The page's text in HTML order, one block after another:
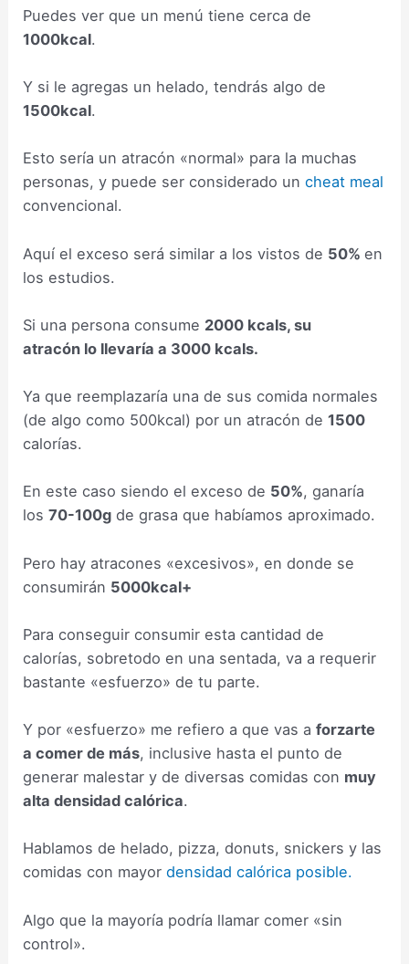
Puedes ver que un menú tiene cerca de
1000kcal.
Y si le agregas un helado, tendrás algo de
1500kcal.
Esto sería un atracón «normal» para la muchas
personas, y puede ser considerado uncheat meal
convencional.
Aquí el exceso será similar a los vistos de 50%en
los estudios.
Si una persona consume 2000 kcals, su
atracón lo llevaría a 3000 kcals.
Ya que reemplazaría una de sus comida normales
(de algo como 500kcal) por un atracón de1500
calorías.
En este caso siendo el exceso de 50%, ganaría
los70-100g de grasa que habíamos aproximado.
Pero hay atracones «excesivos», en donde se
consumirán 5000kcal+
Para conseguir consumir esta cantidad de
calorías, sobretodo en una sentada, va a requerir
bastante «esfuerzo» de tu parte.
Y por «esfuerzo» me refiero a que vas aforzarte
a comer de más, inclusive hasta el punto de
generar malestar y de diversas comidas con muy
alta densidad calórica.
Hablamos de helado, pizza, donuts, snickers y las
comidas con mayordensidad calórica posible.
Algo que la mayoría podría llamar comer «sin
control».